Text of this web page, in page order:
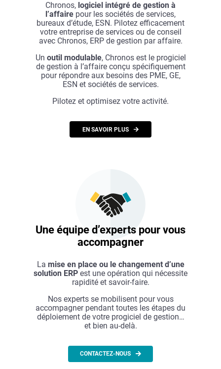
Chronos, logiciel intégré de gestion à
l’affaire pour les sociétés de services,
bureaux d’étude, ESN. Pilotez efficacement
votre entreprise de services ou de conseil
avec Chronos, ERP de gestion par affaire.
Un outil modulable, Chronos est le progiciel
de gestion à l’affaire conçu spécifiquement
pour répondre aux besoins des PME, GE,
ESN et sociétés de services.
Pilotez et optimisez votre activité.
EN SAVOIR PLUS
Une équipe d’experts pour vous
accompagner
La mise en place ou le changement d’une
solution ERP est une opération qui nécessite
rapidité et savoir-faire.
Nos experts se mobilisent pour vous
accompagner pendant toutes les étapes du
déploiement de votre progiciel de gestion…
et bien au-delà.
CONTACTEZ-NOUS